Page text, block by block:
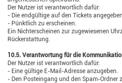
Der Nutzer ist verantwortlich dafür:
- Die endgültige auf den Tickets
- Pünktlich zu erscheinen.
Ein Nichterscheinen zur zugewiesenen
Rückerstattung.
10.5. Verantwortung für die
Der Nutzer ist verantwortlich dafür:
- Eine gültige E-Mail-Adresse anzugeben.
- Den Posteingang und den Spam-Ordner